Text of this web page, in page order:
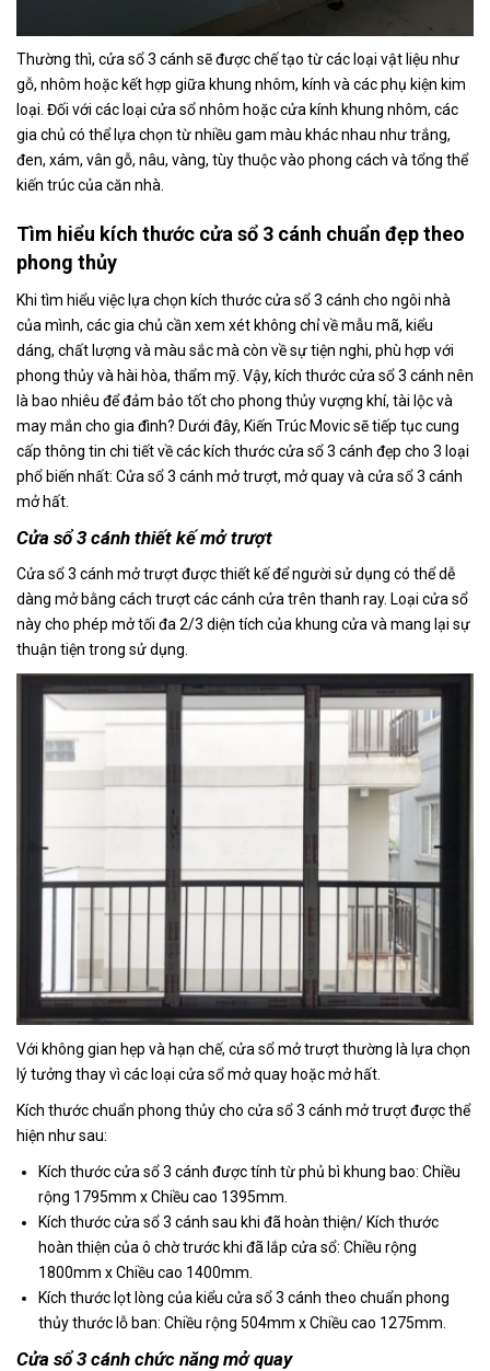
Thường thì, cửa sổ 3 cánh sẽ được chế tạo từ các loại vật liệu như
gỗ, nhôm hoặc kết hợp giữa khung nhôm, kính và các phụ kiện kim
loại. Đối với các loại cửa sổ nhôm hoặc cửa kính khung nhôm, các
gia chủ có thể lựa chọn từ nhiều gam màu khác nhau như trắng,
đen, xám, vân gỗ, nâu, vàng, tùy thuộc vào phong cách và tổng thể
kiến trúc của căn nhà.
Tìm hiểu kích thước cửa sổ 3 cánh chuẩn đẹp theo
phong thủy
Khi tìm hiểu việc lựa chọn kích thước cửa sổ 3 cánh cho ngôi nhà
của mình, các gia chủ cần xem xét không chỉ về mẫu mã, kiểu
dáng, chất lượng và màu sắc mà còn về sự tiện nghi, phù hợp với
phong thủy và hài hòa, thẩm mỹ. Vậy, kích thước cửa sổ 3 cánh nên
là bao nhiêu để đảm bảo tốt cho phong thủy vượng khí, tài lộc và
may mắn cho gia đình? Dưới đây, Kiến Trúc Movic sẽ tiếp tục cung
cấp thông tin chi tiết về các kích thước cửa sổ 3 cánh đẹp cho 3 loại
phổ biến nhất: Cửa sổ 3 cánh mở trượt, mở quay và cửa sổ 3 cánh
mở hất.
Cửa sổ 3 cánh thiết kế mở trượt
Cửa sổ 3 cánh mở trượt được thiết kế để người sử dụng có thể dễ
dàng mở bằng cách trượt các cánh cửa trên thanh ray. Loại cửa sổ
này cho phép mở tối đa 2/3 diện tích của khung cửa và mang lại sự
thuận tiện trong sử dụng.
Với không gian hẹp và hạn chế, cửa sổ mở trượt thường là lựa chọn
lý tưởng thay vì các loại cửa sổ mở quay hoặc mở hất.
Kích thước chuẩn phong thủy cho cửa sổ 3 cánh mở trượt được thể
hiện như sau:
Kích thước cửa sổ 3 cánh được tính từ phủ bì khung bao: Chiều
rộng 1795mm x Chiều cao 1395mm.
Kích thước cửa sổ 3 cánh sau khi đã hoàn thiện/ Kích thước
hoàn thiện của ô chờ trước khi đã lắp cửa sổ: Chiều rộng
1800mm x Chiều cao 1400mm.
Kích thước lọt lòng của kiểu cửa sổ 3 cánh theo chuẩn phong
thủy thước lỗ ban: Chiều rộng 504mm x Chiều cao 1275mm.
Cửa sổ 3 cánh chức năng mở quay